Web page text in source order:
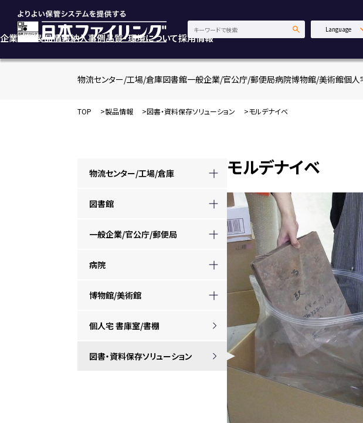
Language
English
中文繁體
企業情報製品情報納入事例品質・環境について採用情報
物流センター/工場/倉庫図書館一般企業/官公庁/郵便局病院博物館/美術館個人
TOP 製品情報 図書・資料保存ソリューション モルデナイベ
モルデナイベ
物流センター/工場/倉庫
図書館
一般企業/官公庁/郵便局
病院
博物館/美術館
個人宅 書庫室/書棚
図書・資料保存ソリューション